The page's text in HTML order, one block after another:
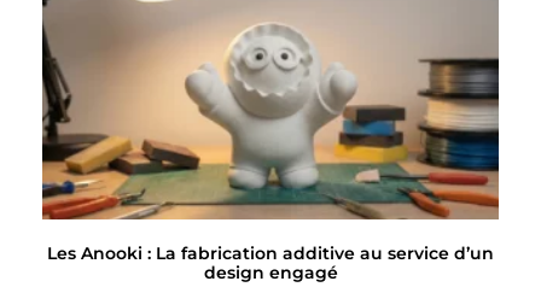
Les Anooki : La fabrication additive au service d’un
design engagé